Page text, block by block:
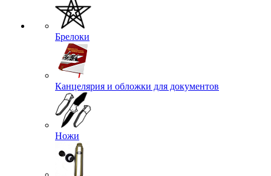
Брелоки
Канцелярия и обложки для документов
Ножи